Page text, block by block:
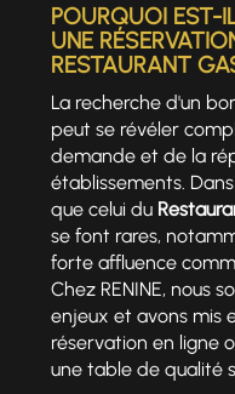
POURQUOI EST-
UNE
RESTAURANT
La recherche d'un
peut se révéler
demande et de la
établissements.
que celui du
se font rares,
forte affluence
Chez RENINE, nous
enjeux et avons mis
réservation en ligne
une table de qualité